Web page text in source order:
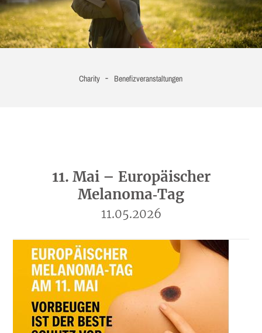
Charity - Benefizveranstaltungen
11. Mai – Europäischer
Melanoma‑Tag
11.05.2026